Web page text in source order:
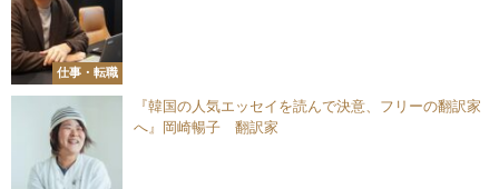
仕事・転職
『韓国の人気エッセイを読んで決意、フリーの翻訳家
へ』岡崎暢子 翻訳家